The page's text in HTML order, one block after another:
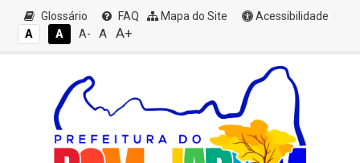
Glossário FAQ Mapa do Site
Acessibilidade
A
A A- A A+